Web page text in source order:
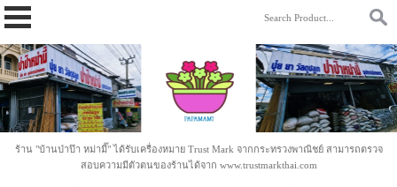
ร้าน "บ้านป่าป๊า หม่ามี๊" ได้รับเครื่องหมาย Trust Mark จากกระทรวงพาณิชย์ สามารถตรวจ
สอบความมีตัวตนของร้านได้จาก www.trustmarkthai.com